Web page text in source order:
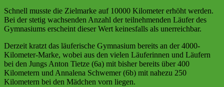
Schnell musste die Zielmarke auf 10000 Kilometer erhöht werden.
Bei der stetig wachsenden Anzahl der teilnehmenden Läufer des
Gymnasiums erscheint dieser Wert keinesfalls als unerreichbar.
Derzeit kratzt das läuferische Gymnasium bereits an der 4000-
Kilometer-Marke, wobei aus den vielen Läuferinnen und Läufern
bei den Jungs Anton Tietze (6a) mit bisher bereits über 400
Kilometern und Annalena Schwemer (6b) mit nahezu 250
Kilometern bei den Mädchen vorn liegen.